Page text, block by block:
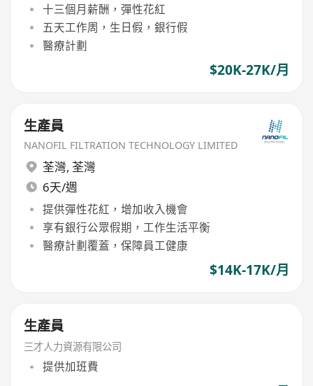
十三個月薪酬，彈性花紅
五天工作周，生日假，銀行假
醫療計劃
$20K-27K/月
生產員
NANOFIL FILTRATION TECHNOLOGY LIMITED
荃灣, 荃灣
6天/週
提供彈性花紅，增加收入機會
享有銀行公眾假期，工作生活平衡
醫療計劃覆蓋，保障員工健康
$14K-17K/月
生產員
三才人力資源有限公司
提供加班費